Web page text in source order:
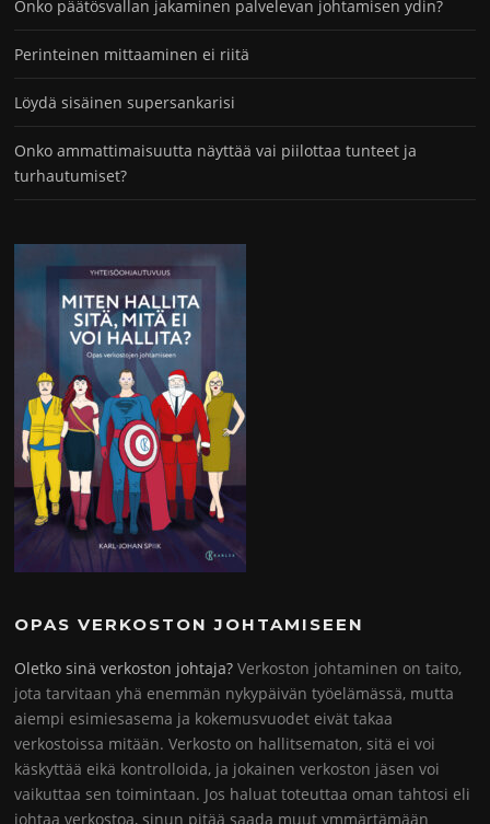
Onko päätösvallan jakaminen palvelevan johtamisen ydin?
Perinteinen mittaaminen ei riitä
Löydä sisäinen supersankarisi
Onko ammattimaisuutta näyttää vai piilottaa tunteet ja
turhautumiset?
OPAS VERKOSTON JOHTAMISEEN
Oletko sinä verkoston johtaja? Verkoston johtaminen on taito,
jota tarvitaan yhä enemmän nykypäivän työelämässä, mutta
aiempi esimiesasema ja kokemusvuodet eivät takaa
verkostoissa mitään. Verkosto on hallitsematon, sitä ei voi
käskyttää eikä kontrolloida, ja jokainen verkoston jäsen voi
vaikuttaa sen toimintaan. Jos haluat toteuttaa oman tahtosi eli
johtaa verkostoa, sinun pitää saada muut ymmärtämään